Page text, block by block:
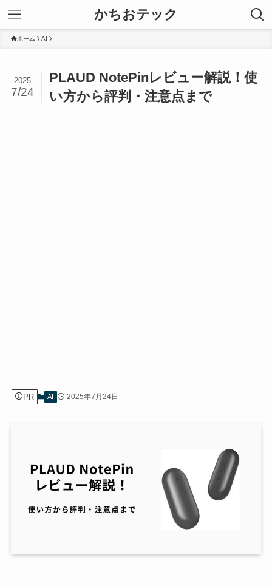
かちおテック
ホーム AI
PLAUD NotePinレビュー解説！使
い方から評判・注意点まで
2025
7/24
PR AI 2025年7月24日